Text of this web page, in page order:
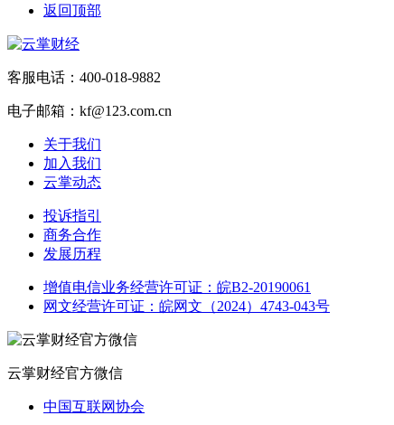
返回顶部
客服电话：400-018-9882
电子邮箱：kf@123.com.cn
关于我们
加入我们
云掌动态
投诉指引
商务合作
发展历程
增值电信业务经营许可证：皖B2-20190061
网文经营许可证：皖网文（2024）4743-043号
云掌财经官方微信
中国互联网协会